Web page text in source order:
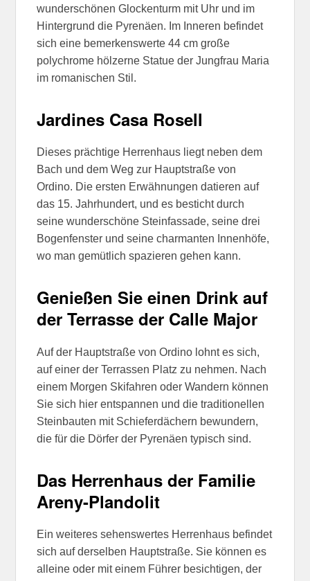
wunderschönen Glockenturm mit Uhr und im
Hintergrund die Pyrenäen. Im Inneren befindet
sich eine bemerkenswerte 44 cm große
polychrome hölzerne Statue der Jungfrau Maria
im romanischen Stil.
Jardines Casa Rosell
Dieses prächtige Herrenhaus liegt neben dem
Bach und dem Weg zur Hauptstraße von
Ordino. Die ersten Erwähnungen datieren auf
das 15. Jahrhundert, und es besticht durch
seine wunderschöne Steinfassade, seine drei
Bogenfenster und seine charmanten Innenhöfe,
wo man gemütlich spazieren gehen kann.
Genießen Sie einen Drink auf
der Terrasse der Calle Major
Auf der Hauptstraße von Ordino lohnt es sich,
auf einer der Terrassen Platz zu nehmen. Nach
einem Morgen Skifahren oder Wandern können
Sie sich hier entspannen und die traditionellen
Steinbauten mit Schieferdächern bewundern,
die für die Dörfer der Pyrenäen typisch sind.
Das Herrenhaus der Familie
Areny-Plandolit
Ein weiteres sehenswertes Herrenhaus befindet
sich auf derselben Hauptstraße. Sie können es
alleine oder mit einem Führer besichtigen, der